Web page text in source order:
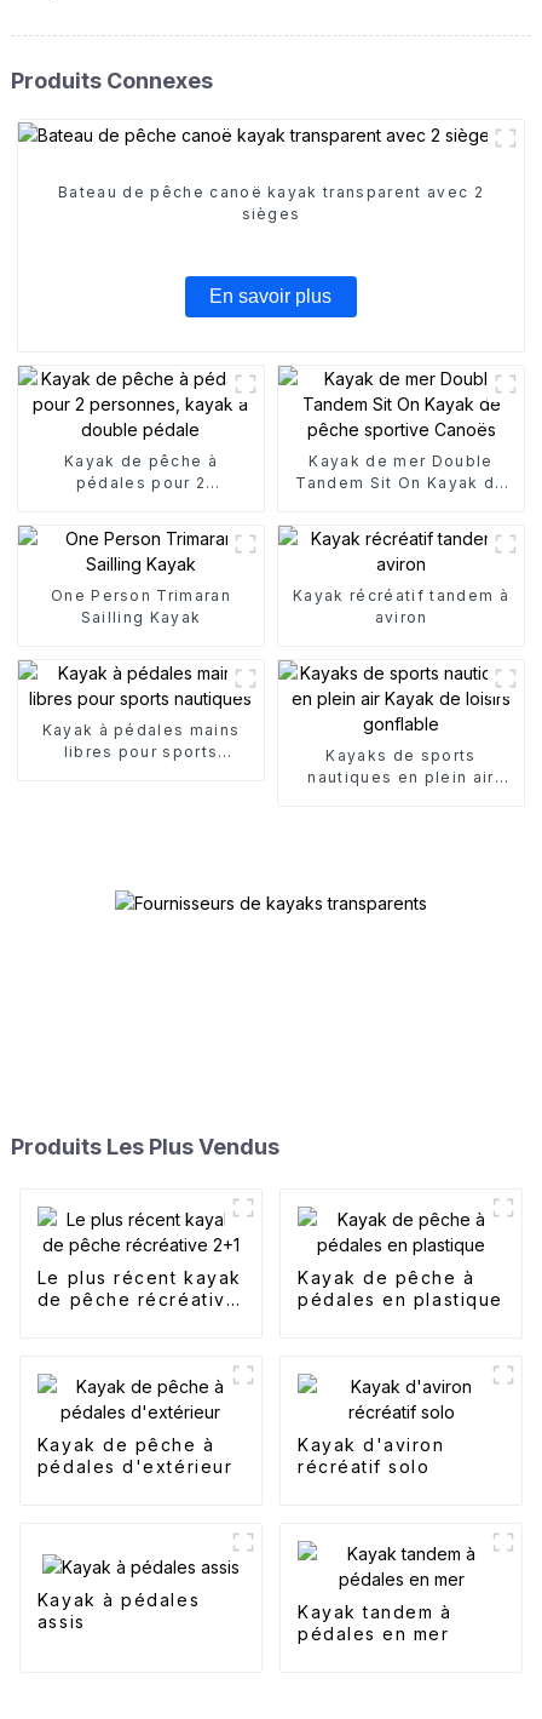
Produits Connexes
Bateau de pêche canoë kayak transparent avec 2
sièges
En savoir plus
Kayak de pêche à
pédales pour 2
Kayak de mer Double
Tandem Sit On Kayak de
One Person Trimaran
Sailling Kayak
Kayak récréatif tandem à
aviron
Kayak à pédales mains
libres pour sports
Kayaks de sports
nautiques en plein air
Produits Les Plus Vendus
Le plus récent kayak
de pêche récréative
Kayak de pêche à
pédales en plastique
Kayak de pêche à
pédales d'extérieur
Kayak d'aviron
récréatif solo
Kayak à pédales
assis
Kayak tandem à
pédales en mer